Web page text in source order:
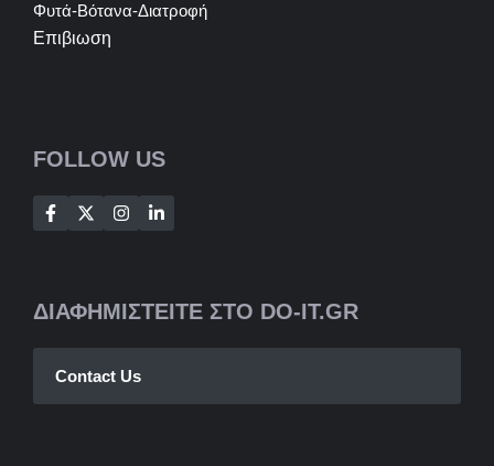
Φυτά-Βότανα-Διατροφή
Επιβιωση
FOLLOW US
ΔΙΑΦΗΜΙΣΤΕΙΤΕ ΣΤΟ DO-IT.GR
Contact Us